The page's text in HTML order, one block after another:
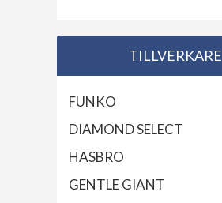
TILLVERKARE
FUNKO
DIAMOND SELECT
HASBRO
GENTLE GIANT